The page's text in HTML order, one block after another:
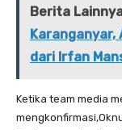
Berita
Karanganyar,
dari Irfan
Ketika team media